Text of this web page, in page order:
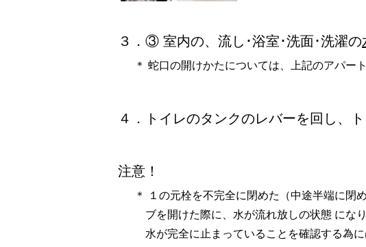
３．③ 室内の、流し･浴室･洗面･洗濯の
＊ 蛇口の開けかたについては、上記のアパー
４．トイレのタンクのレバーを回し、
注意！
＊ １の元栓を不完全に閉めた（中途半端に閉
ブを開けた際に、水が流れ放しの状態 にな
水が完全に止まっていることを確認する為